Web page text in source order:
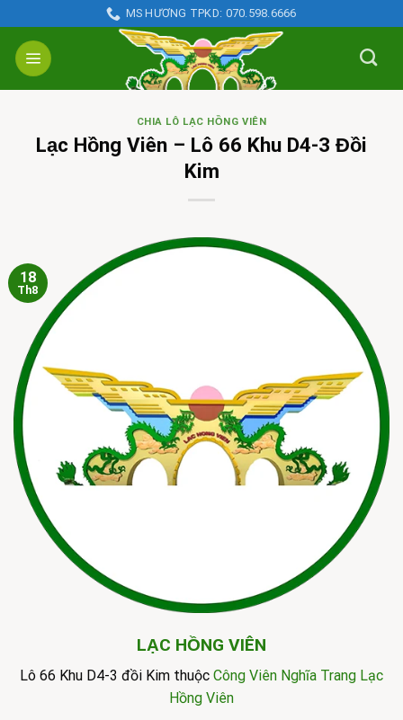
to
content
MS HƯƠNG TPKD: 070.598.6666
CHIA LÔ LẠC HỒNG VIÊN
Lạc Hồng Viên – Lô 66 Khu D4-3 Đồi
Kim
18
Th8
LẠC HỒNG VIÊN
Lô 66 Khu D4-3 đồi Kim thuộc Công Viên Nghĩa Trang Lạc
Hồng Viên